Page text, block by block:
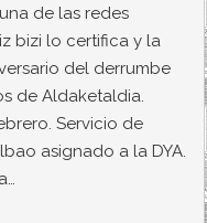
de las redes
bizi lo certifica y la
del derrumbe
de Aldaketaldia.
Servicio de
asignado a la DYA.